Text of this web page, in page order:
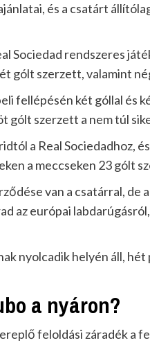
és a csatárt
Sociedad rendszeres
gólt szerzett, valamint
fellépésén két góllal és
gólt szerzett a nem túl
a Real Sociedadhoz,
a meccseken 23 gólt
van a csatárral, de
az európai
nyolcadik helyén áll,
a nyáron?
feloldási záradék a